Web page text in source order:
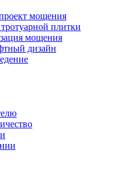
мощения
плитки
мощения
дизайн